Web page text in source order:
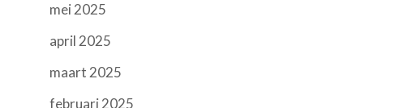
mei 2025
april 2025
maart 2025
februari 2025